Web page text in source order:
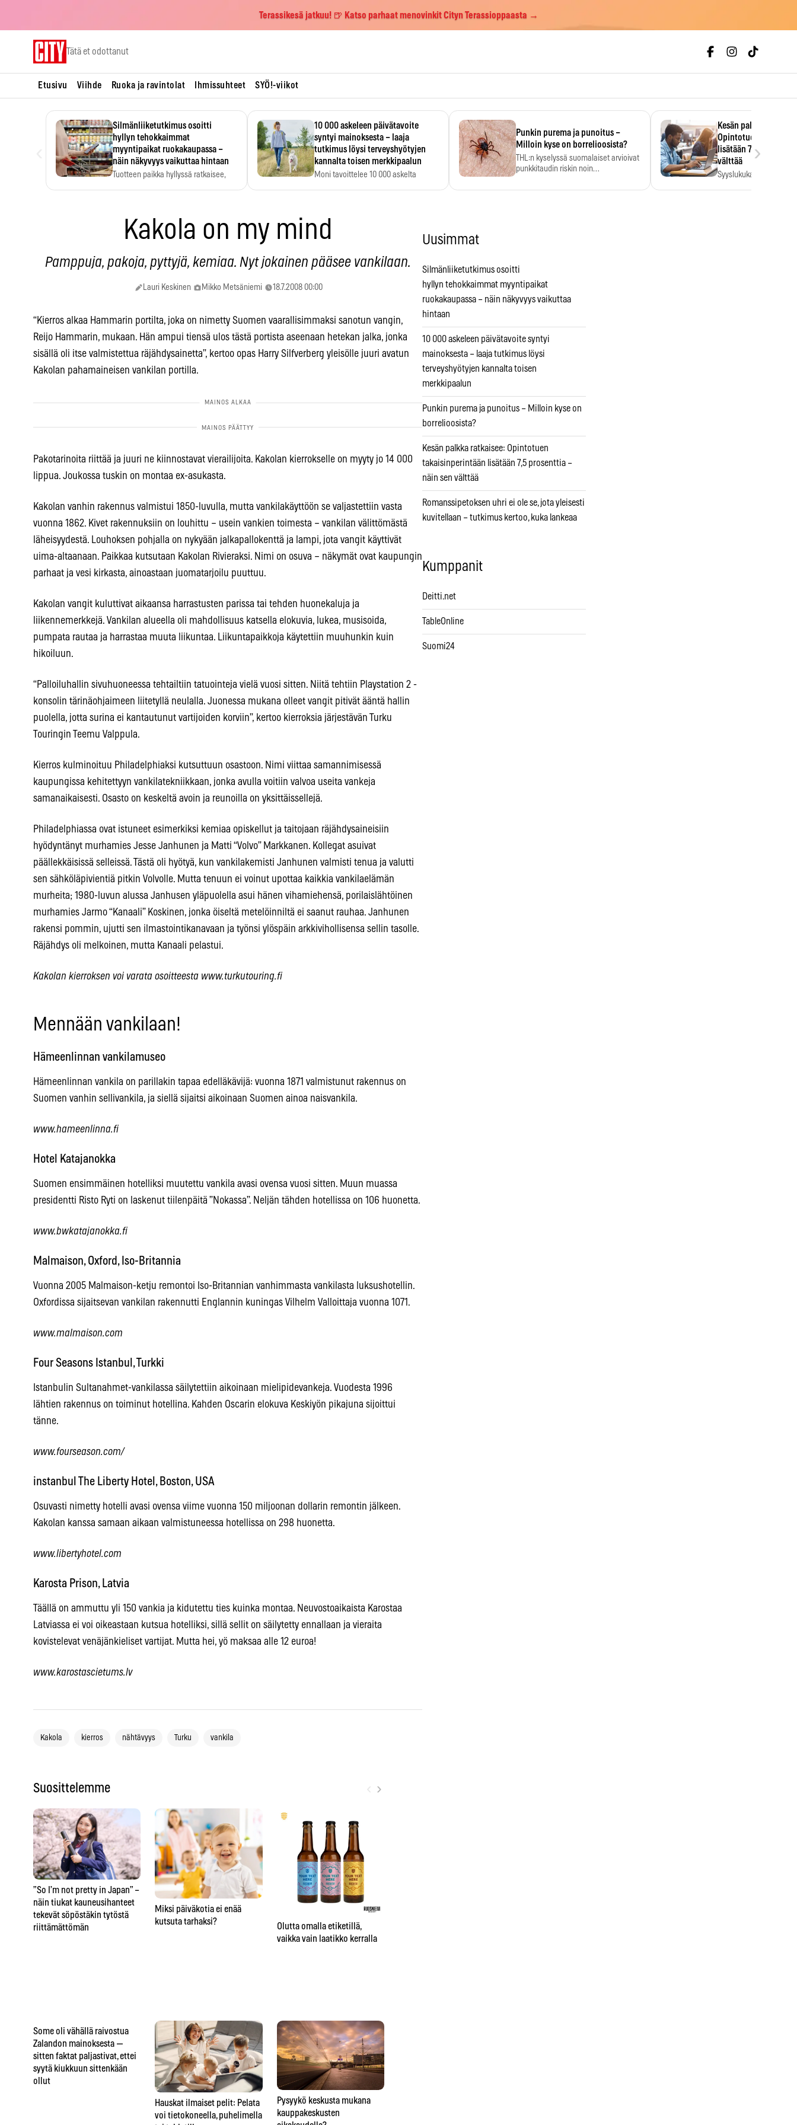
Terassikesä jatkuu! 🍺 Katso parhaat menovinkit Cityn Terassioppaasta →
Tätä et odottanut
Etusivu Viihde Ruoka ja ravintolat Ihmissuhteet SYÖ!-viikot
Silmänliiketutkimus osoitti
hyllyn tehokkaimmat
myyntipaikat ruokakaupassa –
näin näkyvyys vaikuttaa hintaan
Tuotteen paikka hyllyssä ratkaisee,
10 000 askeleen päivätavoite
syntyi mainoksesta – laaja
tutkimus löysi terveyshyötyjen
kannalta toisen merkkipaalun
Moni tavoittelee 10 000 askelta
Punkin purema ja punoitus –
Milloin kyse on borrelioosista?
THL:n kyselyssä suomalaiset arvioivat
punkkitaudin riskin noin
Kesän palkka
Opintotuen
lisätään 7,5
välttää
Syyslukukauden
›
Kakola on my mind
Pamppuja, pakoja, pyttyjä, kemiaa. Nyt jokainen pääsee vankilaan.
Lauri Keskinen Mikko Metsäniemi 18.7.2008 00:00
“Kierros alkaa Hammarin portilta, joka on nimetty Suomen vaarallisimmaksi sanotun vangin,
Reijo Hammarin, mukaan. Hän ampui tiensä ulos tästä portista aseenaan hetekan jalka, jonka
sisällä oli itse valmistettua räjähdysainetta”, kertoo opas Harry Silfverberg yleisölle juuri avatun
Kakolan pahamaineisen vankilan portilla.
Pakotarinoita riittää ja juuri ne kiinnostavat vierailijoita. Kakolan kierrokselle on myyty jo 14 000
lippua. Joukossa tuskin on montaa ex-asukasta.
Kakolan vanhin rakennus valmistui 1850-luvulla, mutta vankilakäyttöön se valjastettiin vasta
vuonna 1862. Kivet rakennuksiin on louhittu – usein vankien toimesta – vankilan välittömästä
läheisyydestä. Louhoksen pohjalla on nykyään jalkapallokenttä ja lampi, jota vangit käyttivät
uima-altaanaan. Paikkaa kutsutaan Kakolan Rivieraksi. Nimi on osuva – näkymät ovat kaupungin
parhaat ja vesi kirkasta, ainoastaan juomatarjoilu puuttuu.
Kakolan vangit kuluttivat aikaansa harrastusten parissa tai tehden huonekaluja ja
liikennemerkkejä. Vankilan alueella oli mahdollisuus katsella elokuvia, lukea, musisoida,
pumpata rautaa ja harrastaa muuta liikuntaa. Liikuntapaikkoja käytettiin muuhunkin kuin
hikoiluun.
“Palloiluhallin sivuhuoneessa tehtailtiin tatuointeja vielä vuosi sitten. Niitä tehtiin Playstation 2 -
konsolin tärinäohjaimeen liitetyllä neulalla. Juonessa mukana olleet vangit pitivät ääntä hallin
puolella, jotta surina ei kantautunut vartijoiden korviin”, kertoo kierroksia järjestävän Turku
Touringin Teemu Valppula.
Kierros kulminoituu Philadelphiaksi kutsuttuun osastoon. Nimi viittaa samannimisessä
kaupungissa kehitettyyn vankilatekniikkaan, jonka avulla voitiin valvoa useita vankeja
samanaikaisesti. Osasto on keskeltä avoin ja reunoilla on yksittäissellejä.
Philadelphiassa ovat istuneet esimerkiksi kemiaa opiskellut ja taitojaan räjähdysaineisiin
hyödyntänyt murhamies Jesse Janhunen ja Matti “Volvo” Markkanen. Kollegat asuivat
päällekkäisissä selleissä. Tästä oli hyötyä, kun vankilakemisti Janhunen valmisti tenua ja valutti
sen sähköläpivientiä pitkin Volvolle. Mutta tenuun ei voinut upottaa kaikkia vankilaelämän
murheita; 1980-luvun alussa Janhusen yläpuolella asui hänen vihamiehensä, porilaislähtöinen
murhamies Jarmo “Kanaali” Koskinen, jonka öiseltä metelöinniltä ei saanut rauhaa. Janhunen
rakensi pommin, ujutti sen ilmastointikanavaan ja työnsi ylöspäin arkkivihollisensa sellin tasolle.
Räjähdys oli melkoinen, mutta Kanaali pelastui.
Kakolan kierroksen voi varata osoitteesta www.turkutouring.fi
Mennään vankilaan!
Hämeenlinnan vankilamuseo
Hämeenlinnan vankila on parillakin tapaa edelläkävijä: vuonna 1871 valmistunut rakennus on
Suomen vanhin sellivankila, ja siellä sijaitsi aikoinaan Suomen ainoa naisvankila.
www.hameenlinna.fi
Hotel Katajanokka
Suomen ensimmäinen hotelliksi muutettu vankila avasi ovensa vuosi sitten. Muun muassa
presidentti Risto Ryti on laskenut tiilenpäitä ”Nokassa”. Neljän tähden hotellissa on 106 huonetta.
www.bwkatajanokka.fi
Malmaison, Oxford, Iso-Britannia
Vuonna 2005 Malmaison-ketju remontoi Iso-Britannian vanhimmasta vankilasta luksushotellin.
Oxfordissa sijaitsevan vankilan rakennutti Englannin kuningas Vilhelm Valloittaja vuonna 1071.
www.malmaison.com
Four Seasons Istanbul, Turkki
Istanbulin Sultanahmet-vankilassa säilytettiin aikoinaan mielipidevankeja. Vuodesta 1996
lähtien rakennus on toiminut hotellina. Kahden Oscarin elokuva Keskiyön pikajuna sijoittui
tänne.
www.fourseason.com/
instanbul The Liberty Hotel, Boston, USA
Osuvasti nimetty hotelli avasi ovensa viime vuonna 150 miljoonan dollarin remontin jälkeen.
Kakolan kanssa samaan aikaan valmistuneessa hotellissa on 298 huonetta.
www.libertyhotel.com
Karosta Prison, Latvia
Täällä on ammuttu yli 150 vankia ja kidutettu ties kuinka montaa. Neuvostoaikaista Karostaa
Latviassa ei voi oikeastaan kutsua hotelliksi, sillä sellit on säilytetty ennallaan ja vieraita
kovistelevat venäjänkieliset vartijat. Mutta hei, yö maksaa alle 12 euroa!
www.karostascietums.lv
Kakola kierros nähtävyys Turku vankila
Suosittelemme ›
”So I’m not pretty in Japan” –
näin tiukat kauneusihanteet
tekevät söpöstäkin tytöstä
riittämättömän
Some oli vähällä raivostua
Zalandon mainoksesta —
sitten faktat paljastivat, ettei
syytä kiukkuun sittenkään
ollut
Miksi päiväkotia ei enää
kutsuta tarhaksi?
Hauskat ilmaiset pelit: Pelata
voi tietokoneella, puhelimella
Olutta omalla etiketillä,
vaikka vain laatikko kerralla
Pysyykö keskusta mukana
kauppakeskusten
Uusimmat
Silmänliiketutkimus osoitti
hyllyn tehokkaimmat myyntipaikat
ruokakaupassa – näin näkyvyys vaikuttaa
hintaan
10 000 askeleen päivätavoite syntyi
mainoksesta – laaja tutkimus löysi
terveyshyötyjen kannalta toisen
merkkipaalun
Punkin purema ja punoitus – Milloin kyse on
borrelioosista?
Kesän palkka ratkaisee: Opintotuen
takaisinperintään lisätään 7,5 prosenttia –
näin sen välttää
Romanssipetoksen uhri ei ole se, jota yleisesti
kuvitellaan – tutkimus kertoo, kuka lankeaa
Kumppanit
Deitti.net
TableOnline
Suomi24